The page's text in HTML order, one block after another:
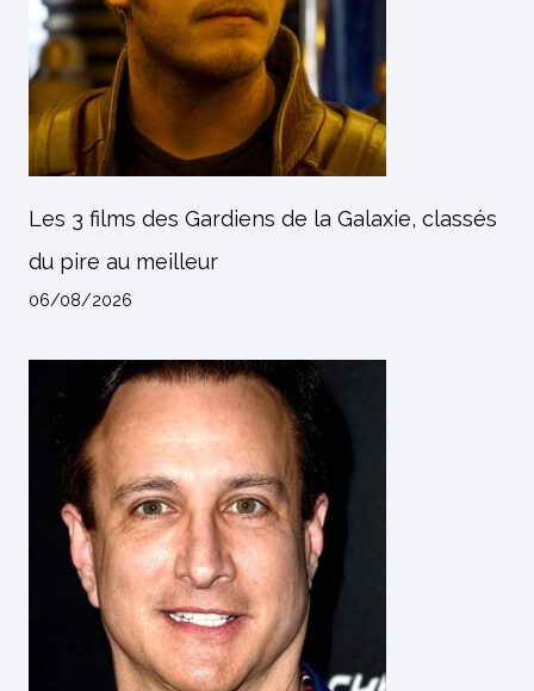
Les 3 films des Gardiens de la Galaxie, classés
du pire au meilleur
06/08/2026